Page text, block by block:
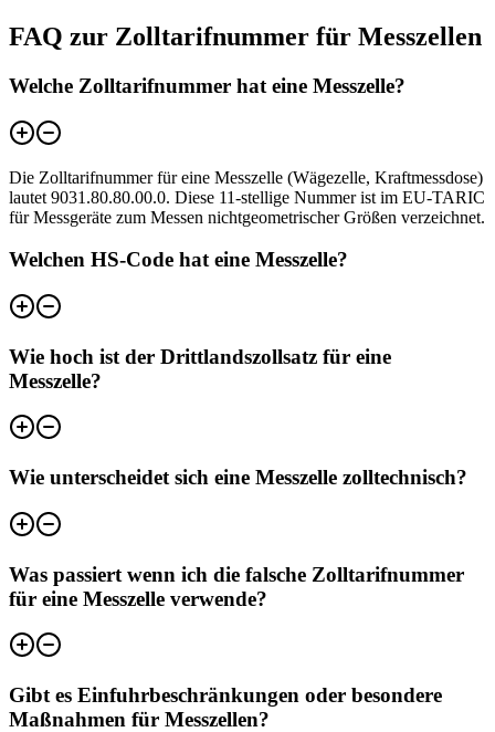
FAQ zur Zolltarifnummer für Messzellen
Welche Zolltarifnummer hat eine Messzelle?
Die Zolltarifnummer für eine Messzelle (Wägezelle, Kraftmessdose)
lautet 9031.80.80.00.0. Diese 11-stellige Nummer ist im EU-TARIC
für Messgeräte zum Messen nichtgeometrischer Größen verzeichnet.
Welchen HS-Code hat eine Messzelle?
Wie hoch ist der Drittlandszollsatz für eine
Messzelle?
Wie unterscheidet sich eine Messzelle zolltechnisch?
Was passiert wenn ich die falsche Zolltarifnummer
für eine Messzelle verwende?
Gibt es Einfuhrbeschränkungen oder besondere
Maßnahmen für Messzellen?